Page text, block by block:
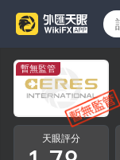
暫無監管
天眼評分
0
3
4
5
6
4
5
6
7